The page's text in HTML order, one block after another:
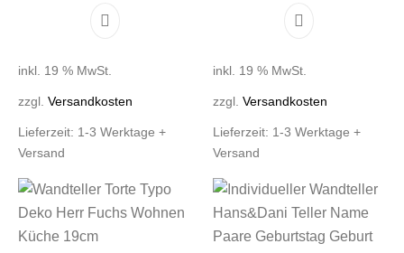
inkl. 19 % MwSt.
zzgl.Versandkosten
Lieferzeit: 1-3 Werktage +
Versand
inkl. 19 % MwSt.
zzgl. Versandkosten
Lieferzeit: 1-3 Werktage +
Versand